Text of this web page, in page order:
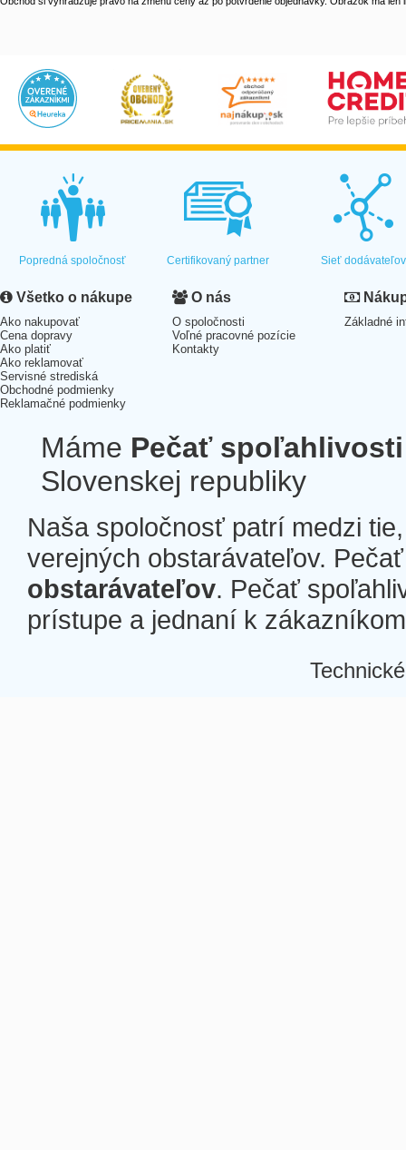
Popredná spoločnosť Certifikovaný partner Sieť dodávateľov
Všetko o nákupe
Ako nakupovať
Cena dopravy
Ako platiť
Ako reklamovať
Servisné strediská
Obchodné podmienky
Reklamačné podmienky
O nás
O spoločnosti
Voľné pracovné pozície
Kontakty
Základné
Máme Pečať spoľahlivosti
Slovenskej republiky
Naša spoločnosť patrí medzi
verejných obstarávateľov.
obstarávateľov. Pečať
prístupe a jednaní k